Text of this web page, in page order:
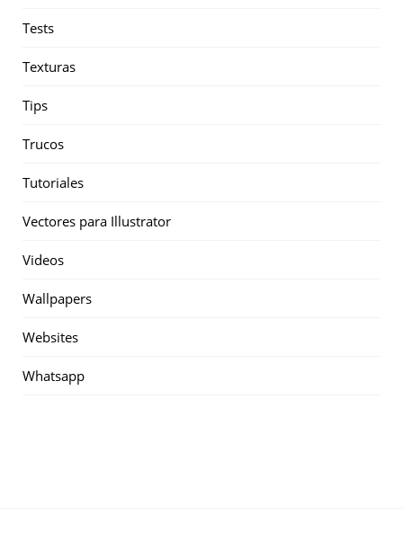
Tests
Texturas
Tips
Trucos
Tutoriales
Vectores para Illustrator
Videos
Wallpapers
Websites
Whatsapp